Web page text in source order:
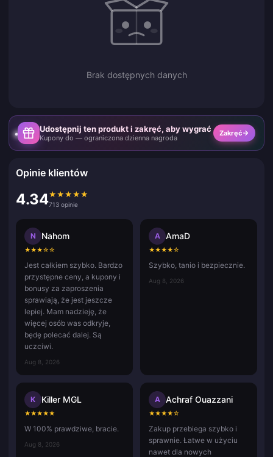
Brak dostępnych danych
Udostępnij ten produkt i zakręć, aby wygrać
Kupony do — ograniczona dzienna nagroda
Zakręć
Opinie klientów
4.34★ ★ ★ ★ ★
713 opinie
N Nahom
★★★☆☆
Jest całkiem szybko. Bardzo
przystępne ceny, a kupony i
bonusy za zaproszenia
sprawiają, że jest jeszcze
lepiej. Mam nadzieję, że
więcej osób was odkryje,
będę polecać dalej. Są
uczciwi.
Aug 8, 2026
A AmaD
★★★★☆
Szybko, tanio i bezpiecznie.
Aug 8, 2026
K Killer MGL
★★★★★
W 100% prawdziwe, bracie.
Aug 8, 2026
A Achraf Ouazzani
★★★★☆
Zakup przebiega szybko i
sprawnie. Łatwe w użyciu
nawet dla nowych